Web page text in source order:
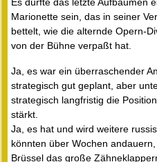
Es dürfte das letzte Aufbäumen
Marionette sein, das in seiner
bettelt, wie die alternde Opern-
von der Bühne verpaßt hat.
Ja, es war ein überraschender
strategisch gut geplant, aber
strategisch langfristig die
stärkt.
Ja, es hat und wird weitere
könnten über Wochen
Brüssel das große